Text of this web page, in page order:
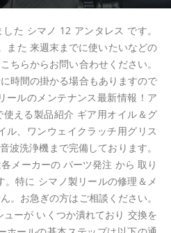
た シマノ 12 アンタレス です。
また 来週末までに使いたいなどの
ちらからお問い合わせください。
時間の掛かる場合もありますので
ールのメンテナンス最新情報！ア
える製品紹介 ギア用オイル＆グ
ル、ワンウェイクラッチ用グリス
波洗浄機まで完備しております。
メーカーの パーツ発注 から 取り
特に シマノ製リールの修理＆メ
。お急ぎの方はご相談ください。
ーが いくつか潰れており 交換を